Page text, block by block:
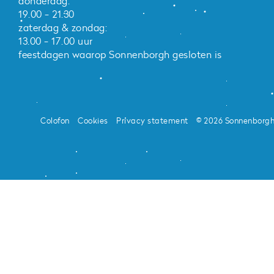
19.00 - 21.30
zaterdag & zondag:
13.00 - 17.00 uur
feestdagen waarop Sonnenborgh gesloten is
Colofon Cookies Privacy statement © 2026 Sonnenborgh